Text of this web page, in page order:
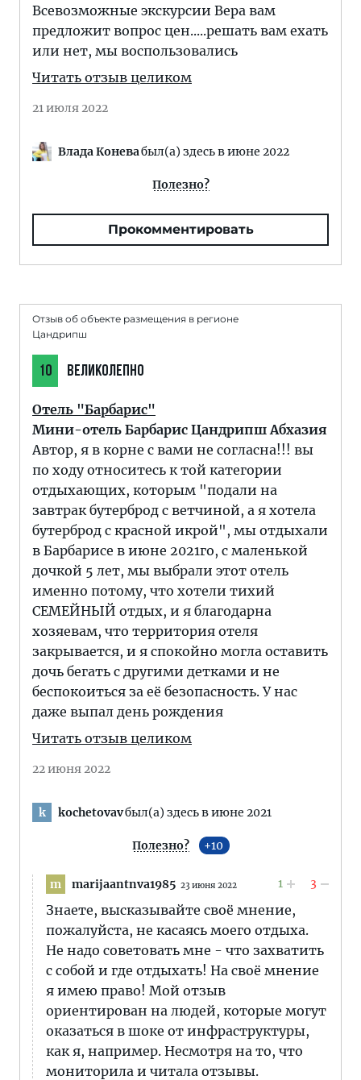
Всевозможные экскурсии Вера вам
предложит вопрос цен.....решать вам ехать
или нет, мы воспользовались
Читать отзыв целиком
21 июля 2022
Влада Коневабыл(а) здесь в июне 2022
Полезно?
Прокомментировать
Отзыв об объекте размещения в регионе
Цандрипш
10 ВЕЛИКОЛЕПНО
Отель "Барбарис"
Мини-отель Барбарис Цандрипш Абхазия
Автор, я в корне с вами не согласна!!! вы
по ходу относитесь к той категории
отдыхающих, которым "подали на
завтрак бутерброд с ветчиной, а я хотела
бутерброд с красной икрой", мы отдыхали
в Барбарисе в июне 2021го, с маленькой
дочкой 5 лет, мы выбрали этот отель
именно потому, что хотели тихий
СЕМЕЙНЫЙ отдых, и я благодарна
хозяевам, что территория отеля
закрывается, и я спокойно могла оставить
дочь бегать с другими детками и не
беспокоиться за её безопасность. У нас
даже выпал день рождения
Читать отзыв целиком
22 июня 2022
k kochetovavбыл(а) здесь в июне 2021
Полезно? 10
m marijaantnva1985 23 июня 2022 1 3
Знаете, высказывайте своё мнение,
пожалуйста, не касаясь моего отдыха.
Не надо советовать мне - что захватить
с собой и где отдыхать! На своё мнение
я имею право! Мой отзыв
ориентирован на людей, которые могут
оказаться в шоке от инфраструктуры,
как я, например. Несмотря на то, что
мониторила и читала отзывы.